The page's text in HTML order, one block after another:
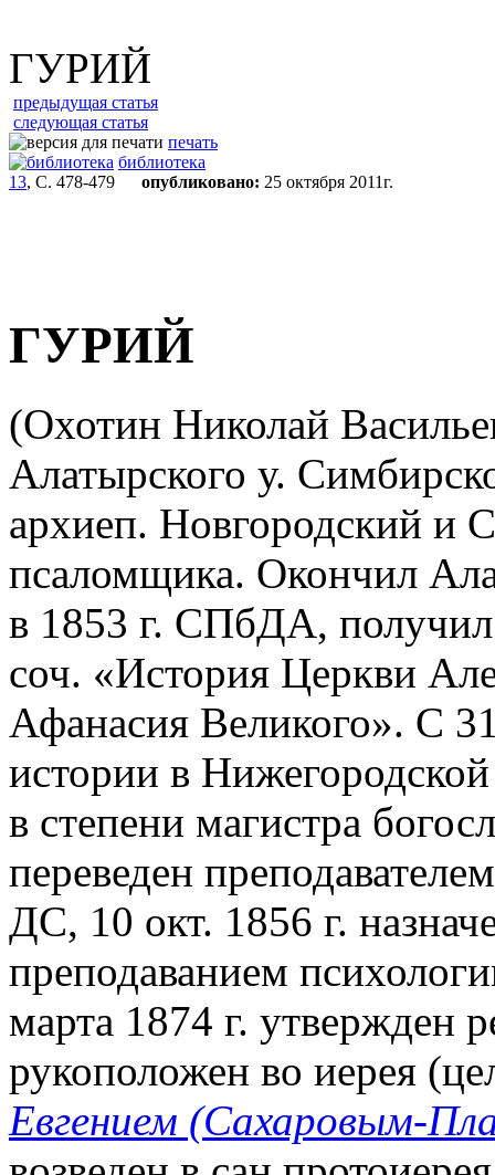
ГУРИЙ
предыдущая статья
следующая статья
печать
библиотека
13, С. 478-479 опубликовано: 25 октября 2011г.
ГУРИЙ
(Охотин Николай
Алатырского у.
архиеп. Новгородский и
псаломщика. Окончил
в 1853 г. СПбДА, получил
соч. «История Церкви
Афанасия Великого». С
истории в
в степени магистра
переведен
ДС, 10 окт. 1856 г.
преподаванием
марта 1874 г. утвержден
рукоположен во иерея
Евгением (Сахаровым-